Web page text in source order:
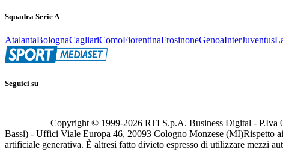
Squadra Serie A
AtalantaBolognaCagliariComoFiorentinaFrosinoneGenoaInterJuventus
Seguici su
Copyright © 1999-2026 RTI S.p.A. Business Digital - P.Iva
Bassi) - Uffici Viale Europa 46, 20093 Cologno Monzese (MI)Rispetto
artificiale generativa. È altresì fatto divieto espresso di utilizzare mezzi